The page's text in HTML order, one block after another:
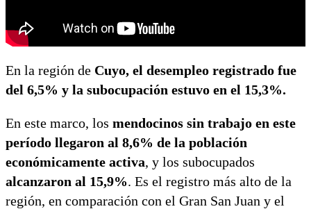
En la región de Cuyo, el desempleo registrado fue
del 6,5% y la subocupación estuvo en el 15,3%.
En este marco, los mendocinos sin trabajo en este
período llegaron al 8,6% de la población
económicamente activa, y los subocupados
alcanzaron al 15,9%. Es el registro más alto de la
región, en comparación con el Gran San Juan y el